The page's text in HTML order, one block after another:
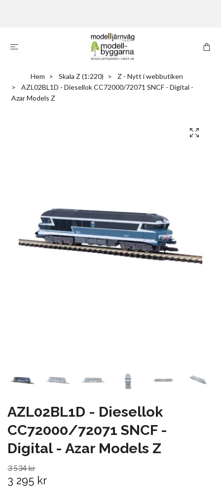
Hem Skala Z (1:220)
Z - Nytt i webbutiken
AZL02BL1D - Diesellok CC72000/72071 SNCF - Digital -
Azar Models Z
AZL02BL1D - Diesellok
CC72000/72071 SNCF -
Digital - Azar Models Z
3 534 kr
3 295 kr